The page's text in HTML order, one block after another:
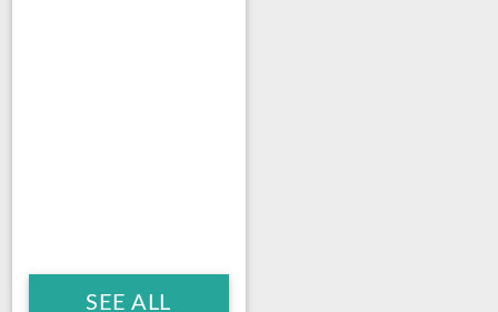
SEE ALL